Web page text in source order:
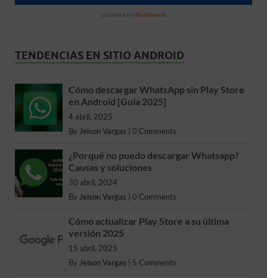
TENDENCIAS EN SITIO ANDROID
Cómo descargar WhatsApp sin Play Store
en Android [Guía 2025]
4 abril, 2025
By Jeison Vargas 0 Comments
¿Porqué no puedo descargar Whatsapp?
Causas y soluciones
30 abril, 2024
By Jeison Vargas 0 Comments
Cómo actualizar Play Store a su última
versión 2025
15 abril, 2025
By Jeison Vargas 5 Comments